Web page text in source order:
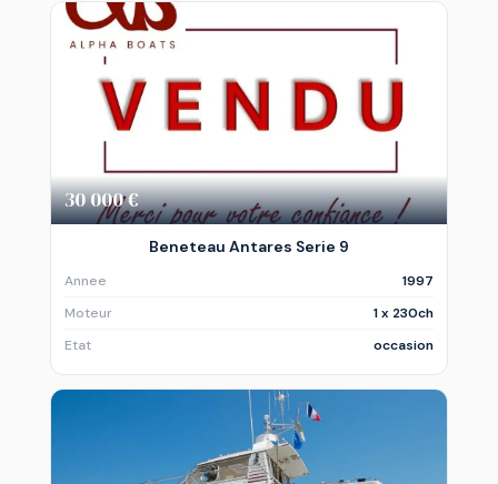
30 000 €
Beneteau Antares Serie 9
Annee
1997
Moteur
1 x 230ch
Etat
occasion